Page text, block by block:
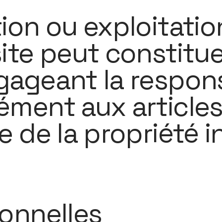
ou
peut
la
aux
de la propriété